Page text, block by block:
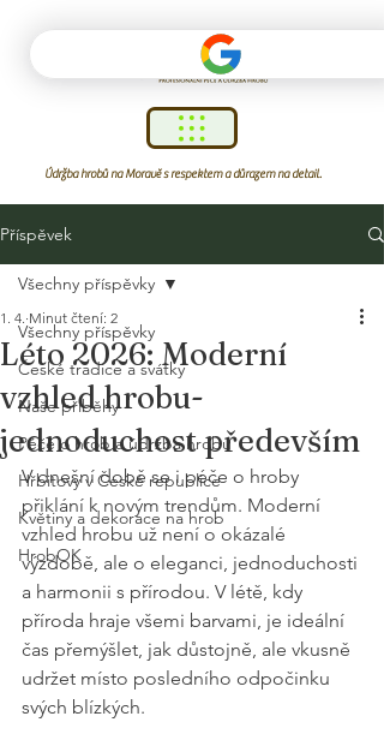
Údržba hrobů na Moravě s respektem a důrazem na detail.
Příspěvek
Všechny příspěvky
České tradice a svátky
Naše příběhy
Péče o hrob a údržba hrobu
Hřbitovy v České republice
Květiny a dekorace na hrob
HrobOK
Všechny příspěvky
Léto 2026: Moderní
vzhled hrobu-
jednoduchost především
1. 4. Minut čtení: 2
V dnešní době se i péče o hroby
přiklání k novým trendům. Moderní
vzhled hrobu už není o okázalé
výzdobě, ale o eleganci, jednoduchosti
a harmonii s přírodou. V létě, kdy
příroda hraje všemi barvami, je ideální
čas přemýšlet, jak důstojně, ale vkusně
udržet místo posledního odpočinku
svých blízkých.